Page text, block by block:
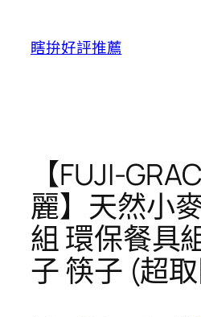
瞎拚好評推薦
【FUJI-
麗】天然小
組 環保餐具
子 筷子 (超